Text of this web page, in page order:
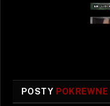
POSTY POKREWNE